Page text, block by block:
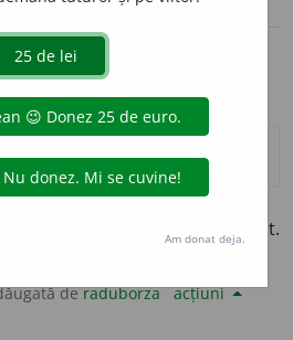
cu lipsuri, cu defecte; imperfect.
deraduborza acțiuni
Am donat deja.